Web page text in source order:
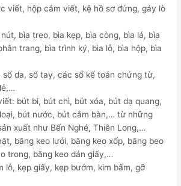
viết, hộp cắm viết, kệ hồ sơ đứng, gáy lò
bìa treo, bìa kẹp, bìa còng, bìa lá, bìa
trang, bìa trình ký, bìa lỗ, bìa hộp, bìa
sổ da, sổ tay, các sổ kế toán chứng từ,
bút bi, bút chì, bút xóa, bút dạ quang,
bút nước, bút cắm bàn,… từ những
xuất như Bến Nghé, Thiên Long,…
băng keo lưới, băng keo xốp, băng beo
trong, băng keo dán giấy,…
lỗ, kẹp giấy, kẹp bướm, kim bấm, gỡ